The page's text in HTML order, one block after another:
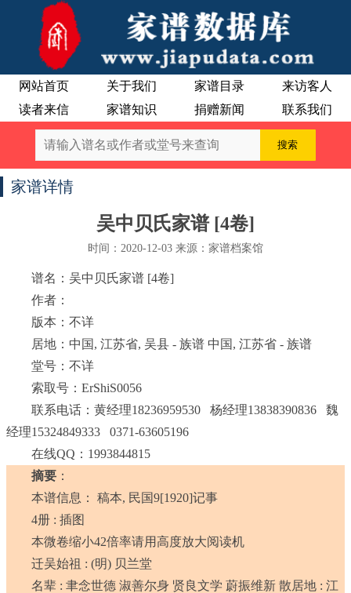
网站首页 关于我们 家谱目录
来访客人
读者来信
家谱知识 捐赠新闻 联系我们
家谱详情
吴中贝氏家谱 [4卷]
时间：2020-12-03 来源：家谱档案馆
谱名：吴中贝氏家谱 [4卷]
作者：
版本：不详
居地：中国, 江苏省, 吴县 - 族谱 中国, 江苏省 - 族谱
堂号：不详
索取号：ErShiS0056
联系电话：黄经理18236959530 杨经理13838390836 魏
经理15324849333 0371-63605196
在线QQ：1993844815
摘要 ：
本谱信息： 稿本, 民国9[1920]记事
4册 : 插图
本微卷缩小42倍率请用高度放大阅读机
迁吴始祖 : (明) 贝兰堂
名辈 : 聿念世德 淑善尔身 贤良文学 蔚振维新 散居地 : 江